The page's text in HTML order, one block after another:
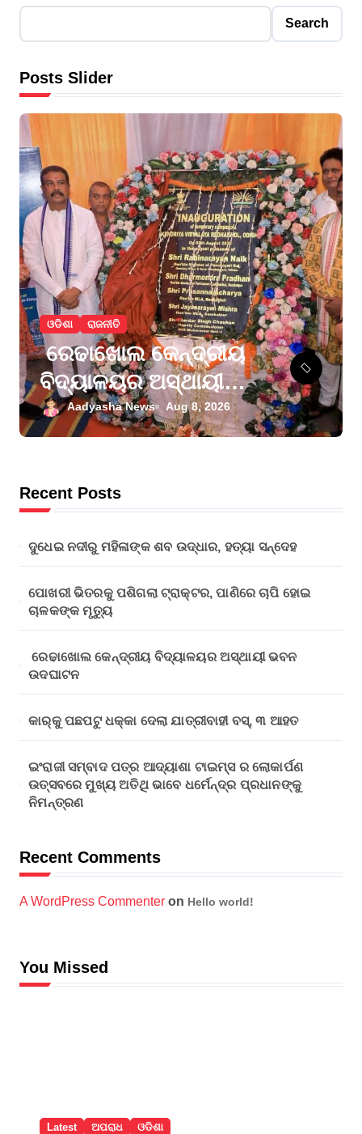
Search
Posts Slider
ଓଡିଶା ରାଜନୀତି
ରେଢାଖୋଲ କେନ୍ଦ୍ରୀୟ
ବିଦ୍ୟାଳୟର ଅସ୍ଥାୟୀ
ଭବନ ଉଦଘାଟନ
Aadyasha News Aug 8, 2026
Recent Posts
ଦୁଧେଇ ନଦୀରୁ ମହିଳାଙ୍କ ଶବ ଉଦ୍ଧାର, ହତ୍ୟା ସନ୍ଦେହ
ପୋଖରୀ ଭିତରକୁ ପଶିଗଲା ଟ୍ରାକ୍ଟର, ପାଣିରେ ଚାପି ହୋଇ
ଚାଳକଙ୍କ ମୃତ୍ୟୁ
ରେଢାଖୋଲ କେନ୍ଦ୍ରୀୟ ବିଦ୍ୟାଳୟର ଅସ୍ଥାୟୀ ଭବନ
ଉଦଘାଟନ
କାର୍‌କୁ ପଛପଟୁ ଧକ୍କା ଦେଲା ଯାତ୍ରୀବାହୀ ବସ୍‌, ୩ ଆହତ
ଇଂରାଜୀ ସମ୍ବାଦ ପତ୍ର ଆଦ୍ୟାଶା ଟାଇମ୍ସ ର ଲୋକାର୍ପଣ
ଉତ୍ସବରେ ମୁଖ୍ୟ ଅତିଥି ଭାବେ ଧର୍ମେନ୍ଦ୍ର ପ୍ରଧାନଙ୍କୁ
ନିମନ୍ତ୍ରଣ
Recent Comments
A WordPress Commenter on Hello world!
You Missed
Latest ଅପରାଧ ଓଡିଶା